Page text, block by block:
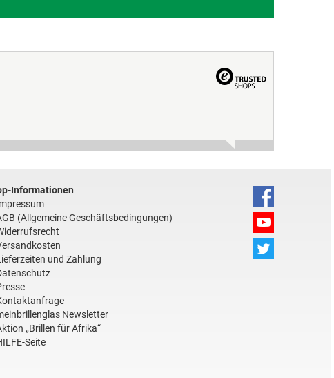
Informationen
(Allgemeine Geschäftsbedingungen)
und Zahlung
Newsletter
„Brillen für Afrika“
Seite